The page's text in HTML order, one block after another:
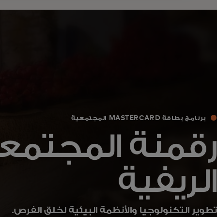
برنامج بطاقة MASTERCARD المجتمعية
رقمنة
الريفية
تطوير التكنولوجيا والأنظمة البيئية لخلق الفرص.